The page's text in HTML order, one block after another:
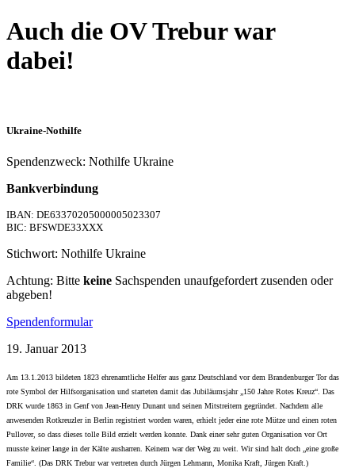
Auch die OV Trebur war
dabei!
Ukraine-Nothilfe
Spendenzweck: Nothilfe Ukraine
Bankverbindung
IBAN: DE63370205000005023307
BIC: BFSWDE33XXX
Stichwort: Nothilfe Ukraine
Achtung: Bitte keine Sachspenden unaufgefordert zusenden oder
abgeben!
Spendenformular
19. Januar 2013
Am 13.1.2013 bildeten 1823 ehrenamtliche Helfer aus ganz Deutschland vor dem Brandenburger Tor das
rote Symbol der Hilfsorganisation und starteten damit das Jubiläumsjahr „150 Jahre Rotes Kreuz“. Das
DRK wurde 1863 in Genf von Jean-Henry Dunant und seinen Mitstreitern gegründet. Nachdem alle
anwesenden Rotkreuzler in Berlin registriert worden waren, erhielt jeder eine rote Mütze und einen roten
Pullover, so dass dieses tolle Bild erzielt werden konnte. Dank einer sehr guten Organisation vor Ort
musste keiner lange in der Kälte ausharren. Keinem war der Weg zu weit. Wir sind halt doch „eine große
Familie“. (Das DRK Trebur war vertreten durch Jürgen Lehmann, Monika Kraft, Jürgen Kraft.)